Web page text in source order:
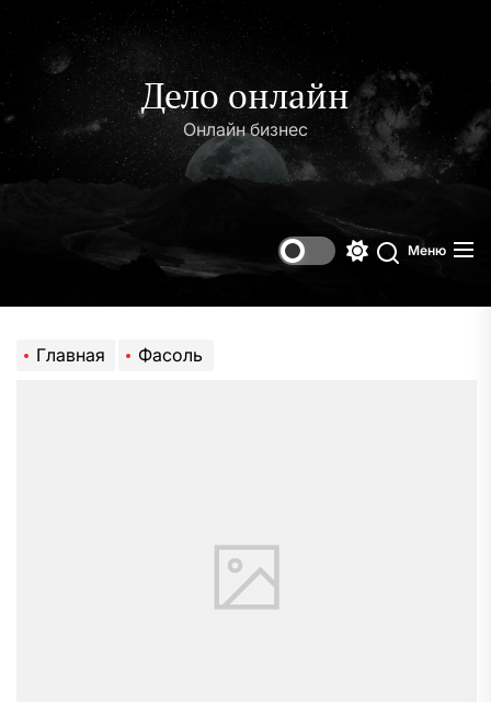
содержимому
Дело онлайн
Онлайн бизнес
Поиск
Меню
Главная Фасоль